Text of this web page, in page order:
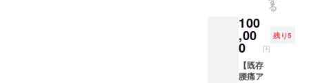
す。 ※
なお、
支援画
面に
て、支
援金額
日本整
形外科
学会認
定 整形
外科専
貌。 ま
た、中
卒で
「ノー
ベル生
理学・
い、坂
戸先生
と交流
ができ
る貴重
な場で
す。 学
習会当
日は、
司会を
行って
いただ
伝戦略
会議
（ZOO
M）へ
12ヶ月
間ご参
る
100
,00
0 円
残り5
【既存
腰痛ア